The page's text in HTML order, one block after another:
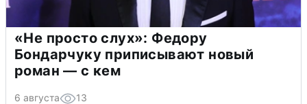
«Не просто слух»: Федору
Бондарчуку приписывают новый
роман — с кем
6 августа 13